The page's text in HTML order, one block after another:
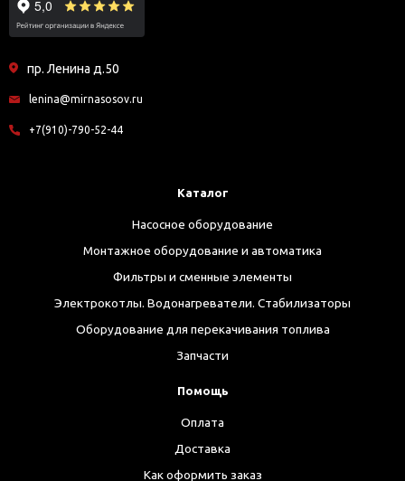
пр. Ленина д.50
lenina@mirnasosov.ru
+7(910)-790-52-44
Каталог
Насосное оборудование
Монтажное оборудование и автоматика
Фильтры и сменные элементы
Электрокотлы. Водонагреватели. Стабилизаторы
Оборудование для перекачивания топлива
Запчасти
Помощь
Оплата
Доставка
Как оформить заказ